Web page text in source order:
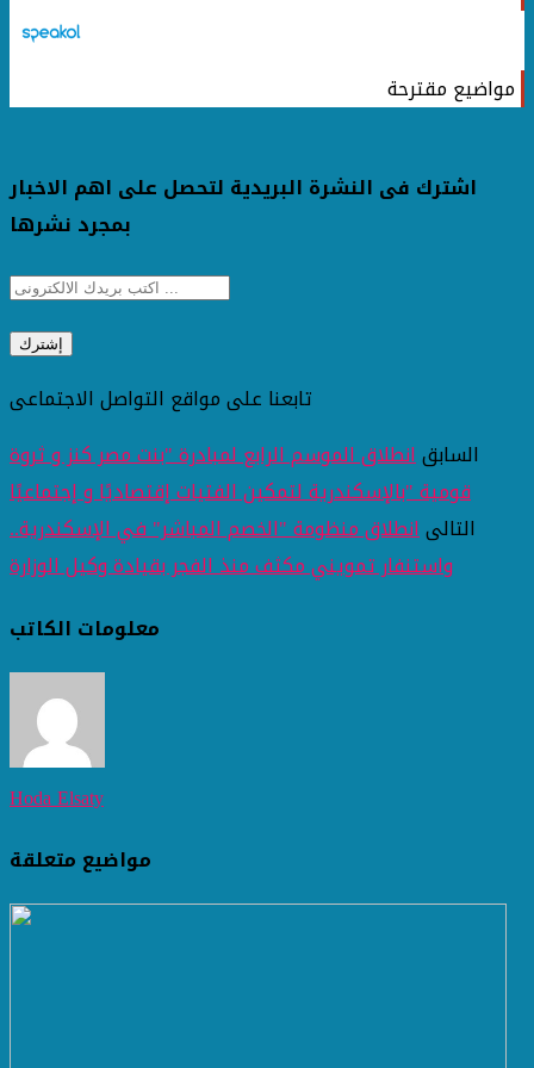
مواضيع مقترحة
اشترك فى النشرة البريدية لتحصل على اهم الاخبار
بمجرد نشرها
تابعنا على مواقع التواصل الاجتماعى
السابقانطلاق الموسم الرابع لمبادرة "بنت مصر كنز و ثروة
قومية "بالإسكندرية لتمكين الفتيات إقتصاديًا و إجتماعيًا
التالىانطلاق منظومة "الخصم المباشر" في الإسكندرية..
واستنفار تمويني مكثف منذ الفجر بقيادة وكيل الوزارة
معلومات الكاتب
Hoda Elsaty
مواضيع متعلقة